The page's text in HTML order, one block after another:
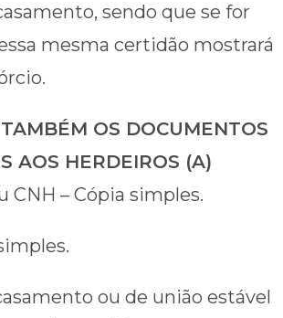
sendo que se for
mesma certidão mostrará
OS DOCUMENTOS
AOS HERDEIROS (A)
CNH – Cópia simples.
ou de união estável